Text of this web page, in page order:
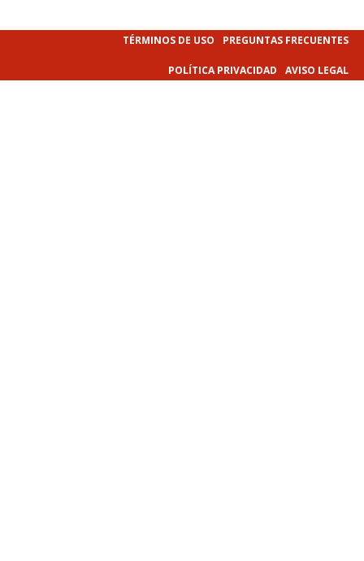
TÉRMINOS DE USO PREGUNTAS FRECUENTES
POLÍTICA PRIVACIDAD AVISO LEGAL